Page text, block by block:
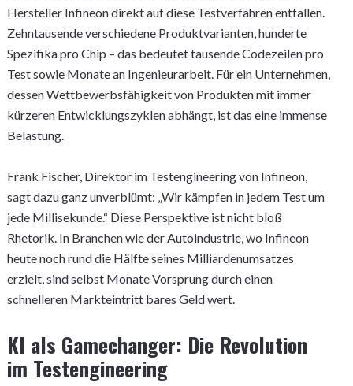
Hersteller Infineon direkt auf diese Testverfahren entfallen.
Zehntausende verschiedene Produktvarianten, hunderte
Spezifika pro Chip – das bedeutet tausende Codezeilen pro
Test sowie Monate an Ingenieurarbeit. Für ein Unternehmen,
dessen Wettbewerbsfähigkeit von Produkten mit immer
kürzeren Entwicklungszyklen abhängt, ist das eine immense
Belastung.
Frank Fischer, Direktor im Testengineering von Infineon,
sagt dazu ganz unverblümt: „Wir kämpfen in jedem Test um
jede Millisekunde.“ Diese Perspektive ist nicht bloß
Rhetorik. In Branchen wie der Autoindustrie, wo Infineon
heute noch rund die Hälfte seines Milliardenumsatzes
erzielt, sind selbst Monate Vorsprung durch einen
schnelleren Markteintritt bares Geld wert.
KI als Gamechanger: Die Revolution
im Testengineering